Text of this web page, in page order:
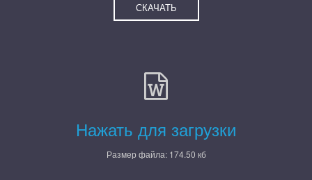
СКАЧАТЬ
Нажать для загрузки
Размер файла: 174.50 кб